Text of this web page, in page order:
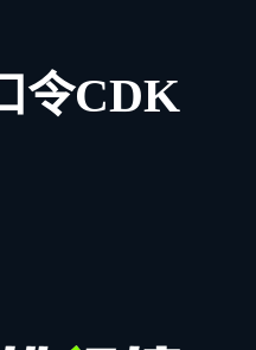
令CDK